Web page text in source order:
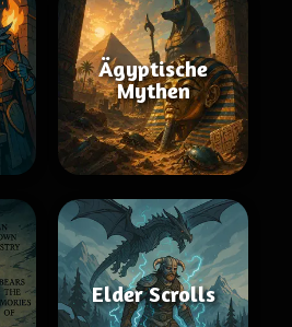
Ägyptische
Mythen
Elder Scrolls